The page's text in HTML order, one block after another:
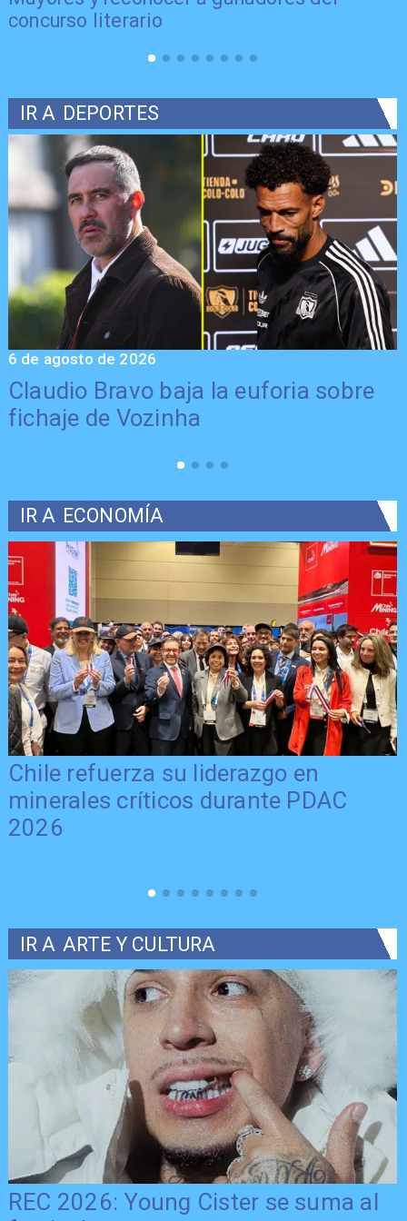
concurso literario
IR A DEPORTES
Claudio Bravo baja la euforia sobre
fichaje de Vozinha
6 de agosto de 2026
IR A ECONOMÍA
Chile refuerza su liderazgo en
minerales críticos durante PDAC
2026
IR A ARTE Y CULTURA
REC 2026: Young Cister se suma al